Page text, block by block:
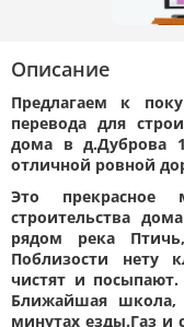
Описание
Предлагаем к
перевода для
дома в д.Дуброва
отличной ровной
Это прекрасное
строительства
рядом река
Поблизости нету
чистят и
Ближайшая
минутах езды.Газ и